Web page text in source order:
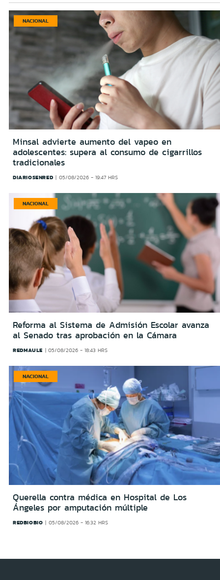
NACIONAL
Minsal advierte aumento del vapeo en
adolescentes: supera al consumo de cigarrillos
tradicionales
DIARIOSENRED 05/08/2026 - 19:47 HRS
NACIONAL
Reforma al Sistema de Admisión Escolar avanza
al Senado tras aprobación en la Cámara
REDMAULE 05/08/2026 - 18:43 HRS
NACIONAL
Querella contra médica en Hospital de Los
Ángeles por amputación múltiple
REDBIOBIO 05/08/2026 - 16:32 HRS